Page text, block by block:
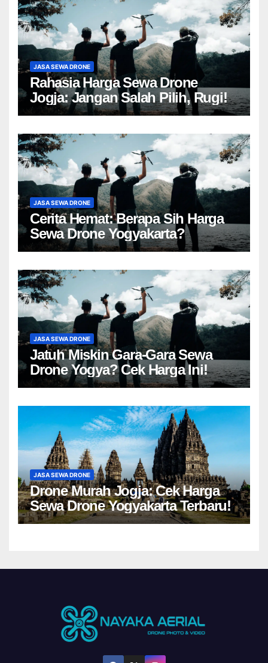
JASA SEWA DRONE
Rahasia Harga Sewa Drone
Jogja: Jangan Salah Pilih, Rugi!
JASA SEWA DRONE
Cerita Hemat: Berapa Sih Harga
Sewa Drone Yogyakarta?
JASA SEWA DRONE
Jatuh Miskin Gara-Gara Sewa
Drone Yogya? Cek Harga Ini!
JASA SEWA DRONE
Drone Murah Jogja: Cek Harga
Sewa Drone Yogyakarta Terbaru!